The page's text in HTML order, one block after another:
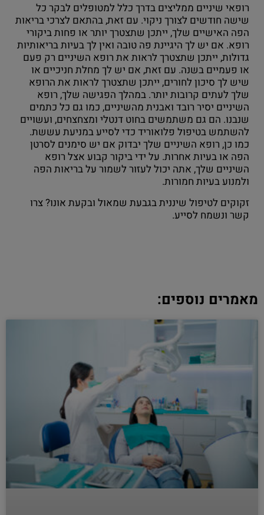
רופאי שיניים ממליצים בדרך כלל למטופלים לבקר כל
שישה חודשים לצורך ניקוי. עם זאת, בהתאם לצרכי בריאות
הפה האישיים שלך, ייתכן שתצטרך יותר או פחות ביקורי
רופא. אם יש לך היגיינת פה טובה ואין לך בעיות בריאותיות
גדולות, ייתכן שתצטרך לראות את רופא השיניים רק פעם
או פעמיים בשנה. עם זאת, אם יש לך מחלת חניכיים או
שיש לך סיכון לחורים, ייתכן שתצטרך לראות את הרופא
שלך לעתים קרובות יותר. במהלך הפגישה שלך, רופא
השיניים יסיר רובד ואבנית מהשיניים, כמו גם כל כתמים
שנבנו. הם גם משתמשים בחוט דנטלי ומצחצחים, ועשויים
להשתמש בטיפול פלואוריד כדי לסייע במניעת עששת.
כמו כן, רופא השיניים שלך יבדוק אם יש סימנים לסרטן
הפה או בעיות אחרות. על ידי ביקור קבוע אצל רופא
השיניים שלך, אתה יכול לעזור לשמור על בריאות הפה
ולמנוע בעיות חמורות.
זקוקים לטיפול שיננית בגבעת שמאול ובקעת אונו? צרו
קשר ונשמח לסייע.
מאמרים נוספים: